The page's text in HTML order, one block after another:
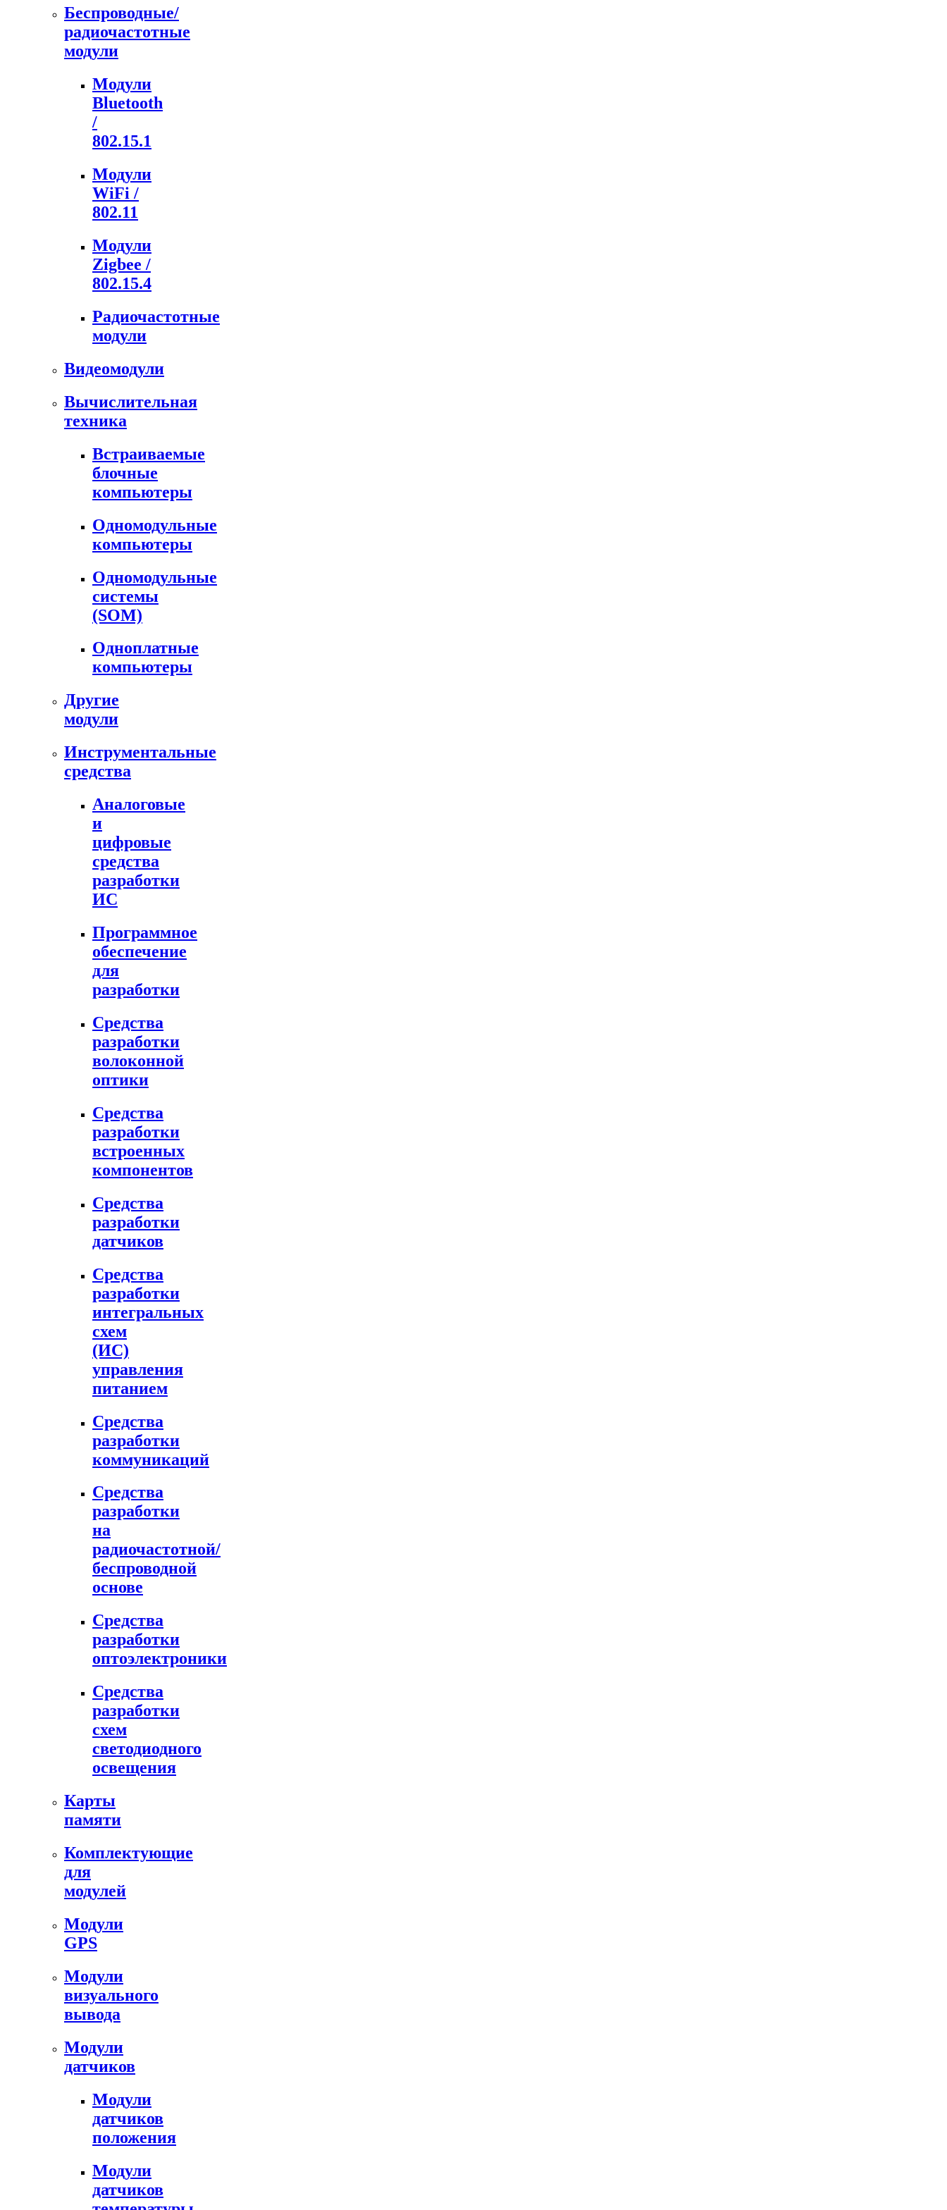
Беспроводные/
радиочастотные
модули
Модули
Bluetooth
/
802.15.1
Модули
WiFi /
802.11
Модули
Zigbee /
802.15.4
Радиочастотные
модули
Видеомодули
Вычислительная
техника
Встраиваемые
блочные
компьютеры
Одномодульные
компьютеры
Одномодульные
системы
(SOM)
Одноплатные
компьютеры
Другие
модули
Инструментальные
средства
Аналоговые
и
цифровые
средства
разработки
ИС
Программное
обеспечение
для
разработки
Средства
разработки
волоконной
оптики
Средства
разработки
встроенных
компонентов
Средства
разработки
датчиков
Средства
разработки
интегральных
схем
(ИС)
управления
питанием
Средства
разработки
коммуникаций
Средства
разработки
на
радиочастотной/
беспроводной
основе
Средства
разработки
оптоэлектроники
Средства
разработки
схем
светодиодного
освещения
Карты
памяти
Комплектующие
для
модулей
Модули
GPS
Модули
визуального
вывода
Модули
датчиков
Модули
датчиков
положения
Модули
датчиков